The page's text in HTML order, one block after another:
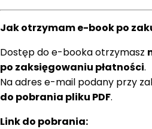
Jak otrzymam e-book po
Dostęp do e-booka otrzymasz
po zaksięgowaniu płatności.
Na adres e-mail podany przy
do pobrania pliku PDF.
Link do pobrania: